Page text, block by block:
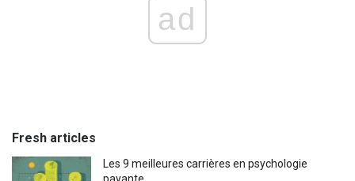
ad
Fresh articles
Les 9 meilleures carrières en psychologie